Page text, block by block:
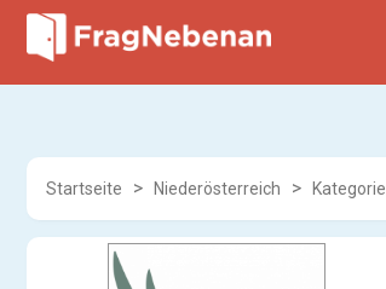
Startseite Niederösterreich Kategorie